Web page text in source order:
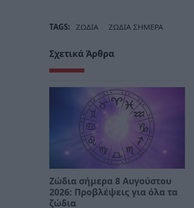
TAGS: ΖΩΔΙΑ ΖΩΔΙΑ ΣΗΜΕΡΑ
Σχετικά Άρθρα
Ζώδια σήμερα 8 Αυγούστου
2026: Προβλέψεις για όλα τα
ζώδια